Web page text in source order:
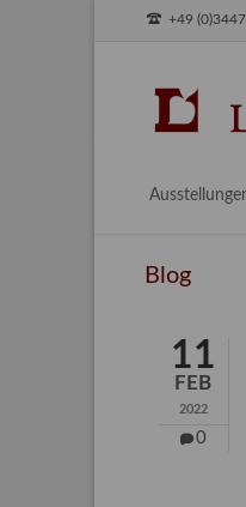
+49
Aktuell
Blog
11
FEB
2022
0